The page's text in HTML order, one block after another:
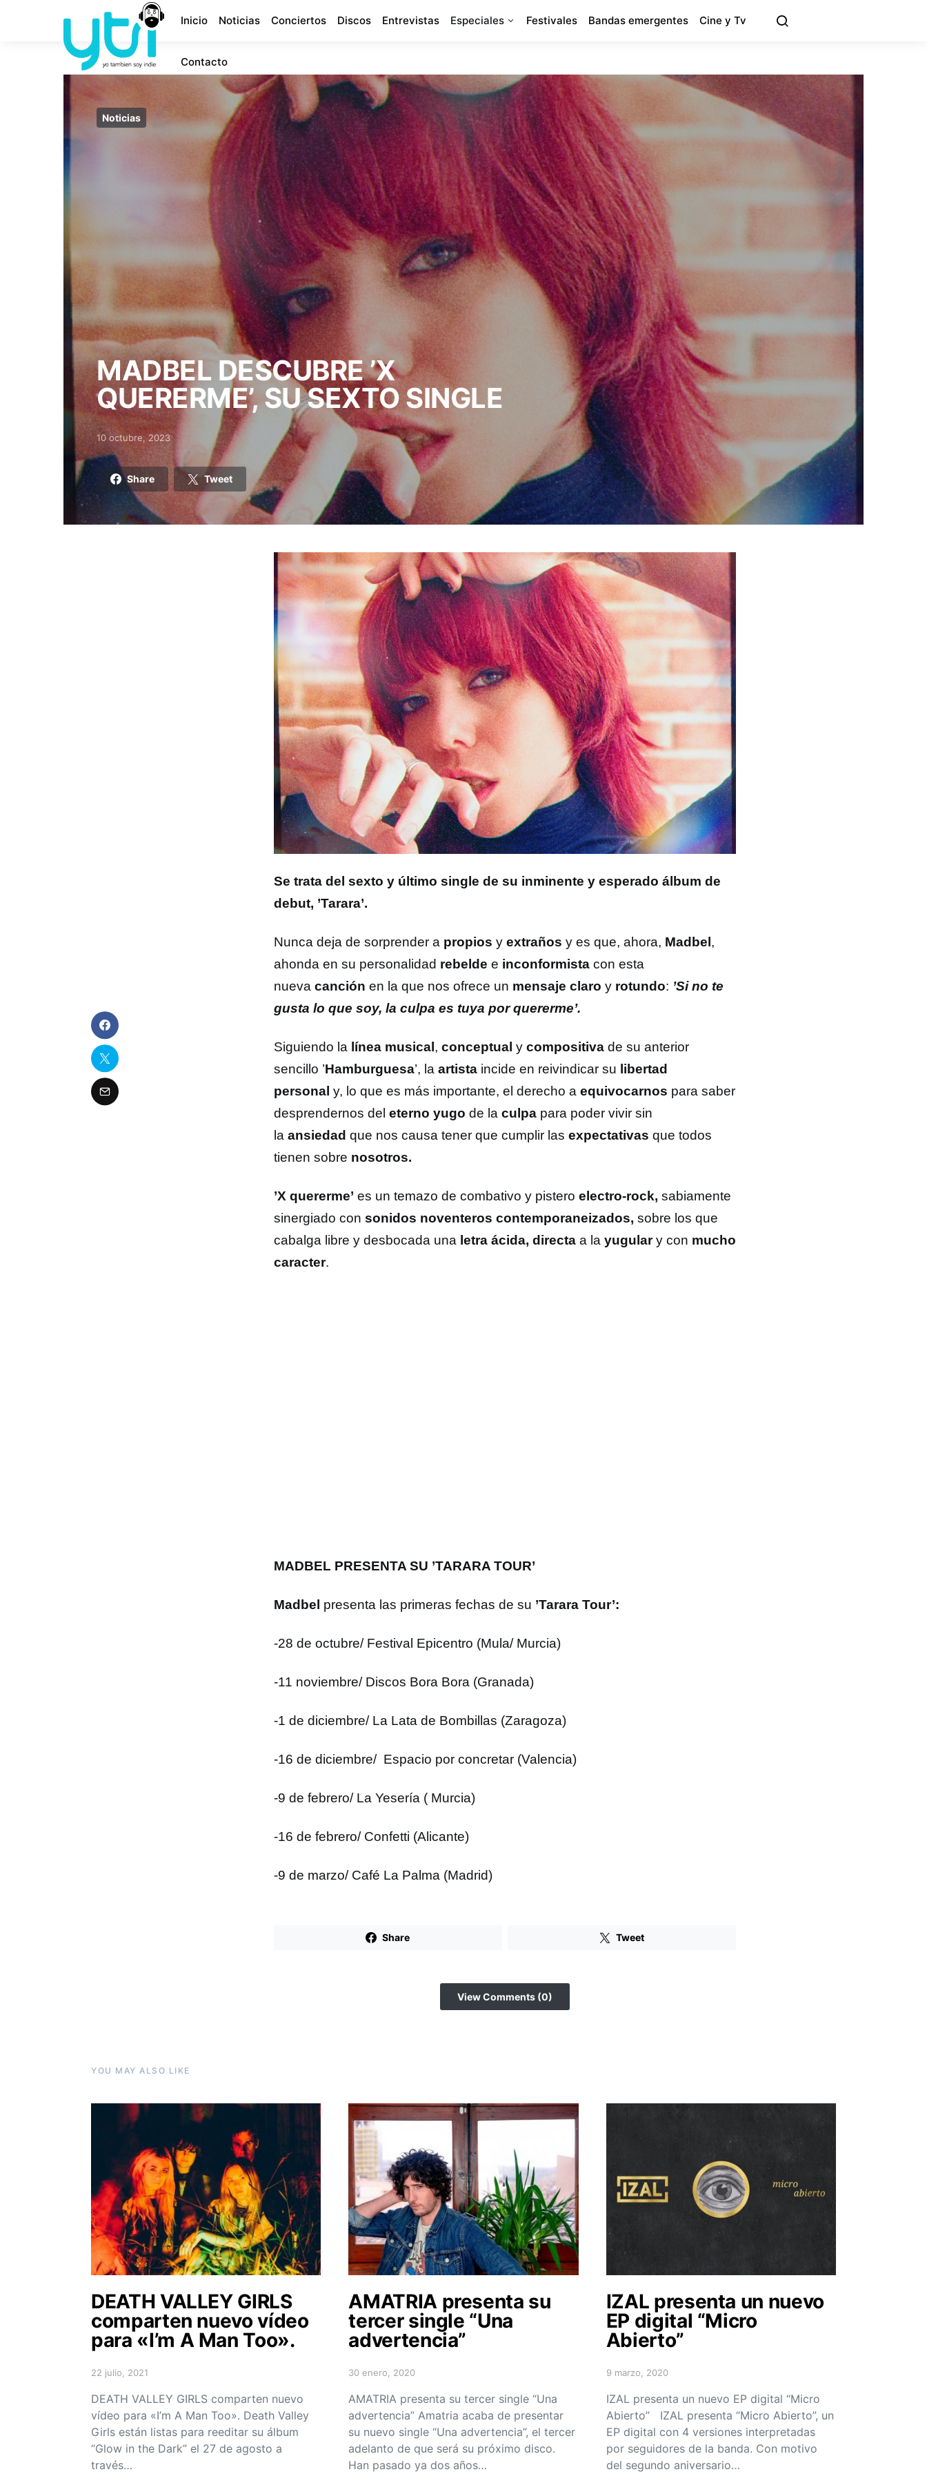
Inicio Noticias Conciertos Discos Entrevistas Especiales Festivales Bandas emergentes Cine y Tv
Contacto
Noticias
MADBEL DESCUBRE ’X
QUERERME’, SU SEXTO SINGLE
Posted on
10 octubre, 2023
Share Tweet
Se trata del sexto y último single de su inminente y esperado álbum de
debut, ’Tarara’.
Nunca deja de sorprender a propios y extraños y es que, ahora, Madbel,
ahonda en su personalidad rebelde e inconformista con esta
nueva canción en la que nos ofrece un mensaje claro y rotundo: ’Si no te
gusta lo que soy, la culpa es tuya por quererme’.
Siguiendo la línea musical, conceptual y compositiva de su anterior
sencillo ’Hamburguesa’, la artista incide en reivindicar su libertad
personal y, lo que es más importante, el derecho a equivocarnos para saber
desprendernos del eterno yugo de la culpa para poder vivir sin
la ansiedad que nos causa tener que cumplir las expectativas que todos
tienen sobre nosotros.
’X quererme’ es un temazo de combativo y pistero electro-rock, sabiamente
sinergiado con sonidos noventeros contemporaneizados, sobre los que
cabalga libre y desbocada una letra ácida, directa a la yugulary con mucho
caracter.
MADBEL PRESENTA SU ’TARARA TOUR’
Madbel presenta las primeras fechas de su ’Tarara Tour’:
-28 de octubre/ Festival Epicentro (Mula/ Murcia)
-11 noviembre/ Discos Bora Bora (Granada)
-1 de diciembre/ La Lata de Bombillas (Zaragoza)
-16 de diciembre/ Espacio por concretar (Valencia)
-9 de febrero/ La Yesería ( Murcia)
-16 de febrero/ Confetti (Alicante)
-9 de marzo/ Café La Palma (Madrid)
Share Tweet
View Comments (0)
YOU MAY ALSO LIKE
DEATH VALLEY GIRLS
comparten nuevo vídeo
para «I’m A Man Too».
Posted on
22 julio, 2021
DEATH VALLEY GIRLS comparten nuevo
vídeo para «I’m A Man Too». Death Valley
Girls están listas para reeditar su álbum
“Glow in the Dark” el 27 de agosto a
través…
AMATRIA presenta su
tercer single “Una
advertencia”
Posted on
30 enero, 2020
AMATRIA presenta su tercer single “Una
advertencia” Amatria acaba de presentar
su nuevo single “Una advertencia”, el tercer
adelanto de que será su próximo disco.
Han pasado ya dos años…
IZAL presenta un nuevo
EP digital “Micro
Abierto”
Posted on
9 marzo, 2020
IZAL presenta un nuevo EP digital “Micro
Abierto” IZAL presenta “Micro Abierto”, un
EP digital con 4 versiones interpretadas
por seguidores de la banda. Con motivo
del segundo aniversario…